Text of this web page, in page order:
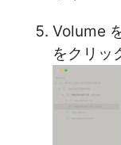
Volume
をクリッ